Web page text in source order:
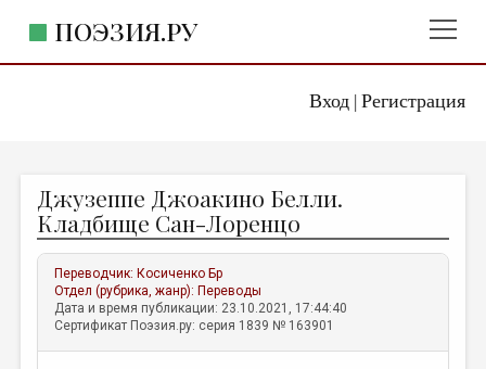
Вход| Регистрация
ПОЭЗИЯ.РУ
ЖАНРЫ
АВТОРЫ
КОММЕНТАРИИ
ЛИТСАЛОН
Джузеппе Джоакино Белли.
Кладбище Сан-Лоренцо
Переводчик: Косиченко Бр
Отдел (рубрика, жанр): Переводы
Дата и время публикации: 23.10.2021, 17:44:40
Сертификат Поэзия.ру: серия 1839 № 163901